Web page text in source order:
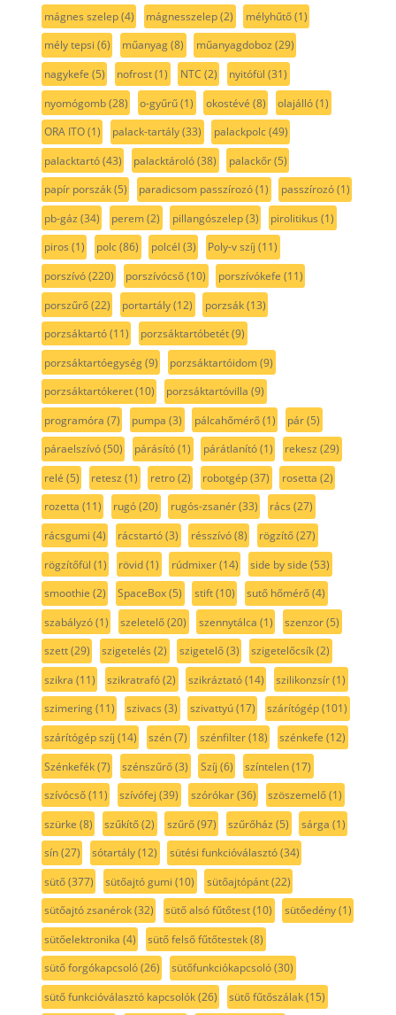
mágnes szelep(4) mágnesszelep(2) mélyhűtő(1)
mély tepsi (6) műanyag(8) műanyagdoboz (29)
nagykefe (5) nofrost(1) NTC (2) nyitófül (31)
nyomógomb(28) o-gyűrű(1) okostévé (8) olajálló(1)
ORA ITO(1) palack-tartály(33) palackpolc(49)
palacktartó(43) palacktároló(38) palackőr(5)
papír porszák(5) paradicsom passzírozó(1) passzírozó(1)
pb-gáz (34) perem(2) pillangószelep(3) pirolitikus (1)
piros (1) polc(86) polcél (3) Poly-v szíj (11)
porszívó(220) porszívócső(10) porszívókefe (11)
porszűrő(22) portartály(12) porzsák(13)
porzsáktartó(11) porzsáktartóbetét(9)
porzsáktartóegység(9) porzsáktartóidom(9)
porzsáktartókeret(10) porzsáktartóvilla (9)
programóra (7) pumpa (3) pálcahőmérő(1) pár(5)
páraelszívó(50) párásító(1) párátlanító(1) rekesz (29)
relé (5) retesz (1) retro(2) robotgép(37) rosetta (2)
rozetta (11) rugó(20) rugós-zsanér(33) rács (27)
rácsgumi (4) rácstartó(3) résszívó(8) rögzítő(27)
rögzítőfül (1) rövid(1) rúdmixer(14) side by side (53)
smoothie (2) SpaceBox(5) stift(10) sutő hőmérő(4)
szabályzó(1) szeletelő(20) szennytálca (1) szenzor(5)
szett(29) szigetelés (2) szigetelő(3) szigetelőcsík(2)
szikra (11) szikratrafó(2) szikráztató(14) szilikonzsír(1)
szimering(11) szivacs (3) szivattyú(17) szárítógép(101)
szárítógép szíj (14) szén(7) szénfilter(18) szénkefe (12)
Szénkefék(7) szénszűrő(3) Szíj (6) színtelen(17)
szívócső(11) szívófej (39) szórókar(36) szöszemelő(1)
szürke (8) szűkítő(2) szűrő(97) szűrőház (5) sárga (1)
sín(27) sótartály(12) sütési funkcióválasztó(34)
sütő(377) sütőajtó gumi (10) sütőajtópánt(22)
sütőajtó zsanérok(32) sütő alsó fűtőtest(10) sütőedény(1)
sütőelektronika (4) sütő felső fűtőtestek(8)
sütő forgókapcsoló(26) sütőfunkciókapcsoló(30)
sütő funkcióválasztó kapcsolók(26) sütő fűtőszálak(15)